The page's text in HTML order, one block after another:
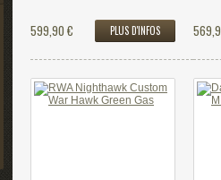
599,90 € PLUS D'INFOS